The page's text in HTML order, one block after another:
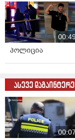
პოლიცია
ასევე
00:07